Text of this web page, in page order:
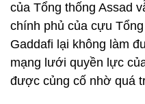
của Tổng thống Assad
chính phủ của cựu
Gaddafi lại không làm
mạng lưới quyền lực
được củng cố nhờ quá